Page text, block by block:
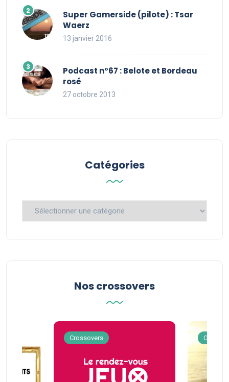
Super Gamerside (pilote) : Tsar
Waerz
13 janvier 2016
Podcast n°67 : Belote et Bordeau
rosé
27 octobre 2013
Catégories
Catégories
Nos crossovers
Crossovers